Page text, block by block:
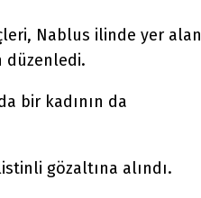
Nablus ilinde yer alan
düzenledi.
bir kadının da
gözaltına alındı.